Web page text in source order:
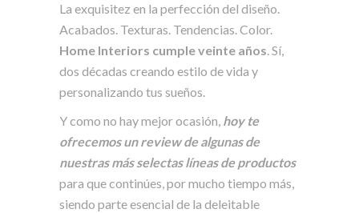
La exquisitez en la perfección del diseño.
Acabados. Texturas. Tendencias. Color.
Home Interiors cumple veinte años. Sí,
dos décadas creando estilo de vida y
personalizando tus sueños.
Y como no hay mejor ocasión, hoy te
ofrecemos un review de algunas de
nuestras más selectas líneas de productos
para que continúes, por mucho tiempo más,
siendo parte esencial de la deleitable